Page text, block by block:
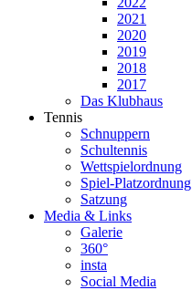
2021
2020
2019
2018
2017
Das Klubhaus
Tennis
Schnuppern
Schultennis
Wettspielordnung
Spiel-Platzordnung
Satzung
Media & Links
Galerie
360°
insta
Social Media